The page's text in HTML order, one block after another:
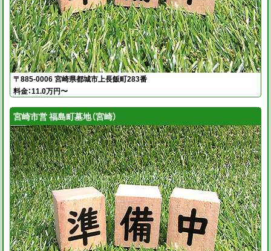
〒885-0006 宮崎県都城市上長飯町283番
料金：11.0万円〜
宮崎市営 福島町墓地（宮崎）